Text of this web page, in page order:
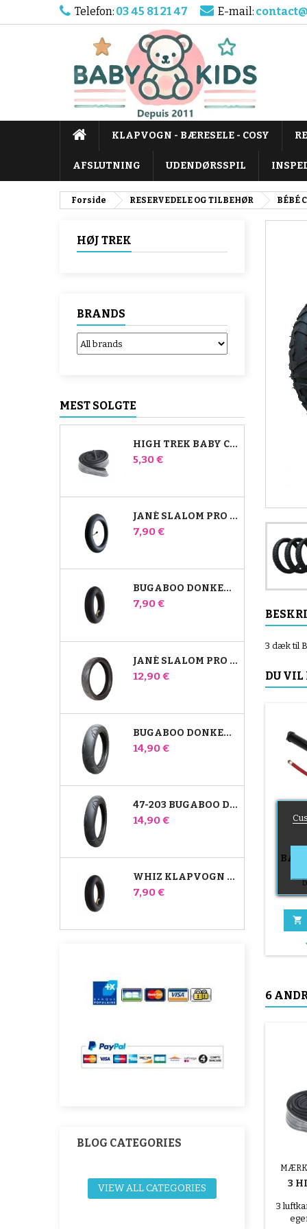
Telefon: 03 45 81 21 47 E-mail:
KLAPVOGN - BÆRESELE - COSY
AFSLUTNING UDENDØRSSPIL
Forside RESERVEDELE OG TILBEHØR BÉBÉ
HØJ TREK
BRANDS
MEST SOLGTE
HIGH TREK BABY COMFORT INDERSLANGE
Pris
5,30 €
JANÉ SLALOM PRO OG POWERTWIN KLAPVOGNS INDERRØR
Pris
7,90 €
BUGABOO DONKEY STROLLER FRONT AIR CHAMBER
Pris
7,90 €
JANÉ SLALOM PRO OG POWERTWIN STROLLER DÆK
Pris
12,90 €
BUGABOO DONKEY 39X177 KOMPATIBELT BARNEVOGNSDÆK - TIL FORHJULET
Pris
14,90 €
47-203 BUGABOO DONKEY KLAPVOGNSKOMPATIBELT DÆK - TIL BAGHJULET
Pris
14,90 €
WHIZ KLAPVOGN BAGERSTE INDRE RØR RED CASTLE
Pris
7,90 €
BLOG CATEGORIES
VIEW ALL CATEGORIES
3 dæk til
DU VIL

6
3
3